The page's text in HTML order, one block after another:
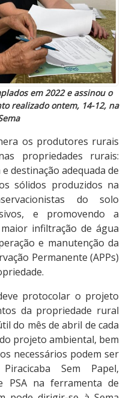
em 2022 e assinou o
realizado ontem, 14-12, na
os produtores rurais
propriedades rurais:
destinação adequada de
sólidos produzidos na
do solo
e promovendo a
infiltração de água
e manutenção da
Permanente (APPs)
protocolar o projeto
da propriedade rural
do mês de abril de cada
projeto ambiental, bem
necessários podem ser
Sem Papel,
PSA na ferramenta de